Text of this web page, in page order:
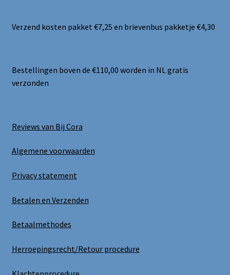
Verzend kosten pakket €7,25 en brievenbus pakketje €4,30
Bestellingen boven de €110,00 worden in NL gratis
verzonden
Reviews van Bij Cora
Algemene voorwaarden
Privacy statement
Betalen en Verzenden
Betaalmethodes
Herroepingsrecht/Retour procedure